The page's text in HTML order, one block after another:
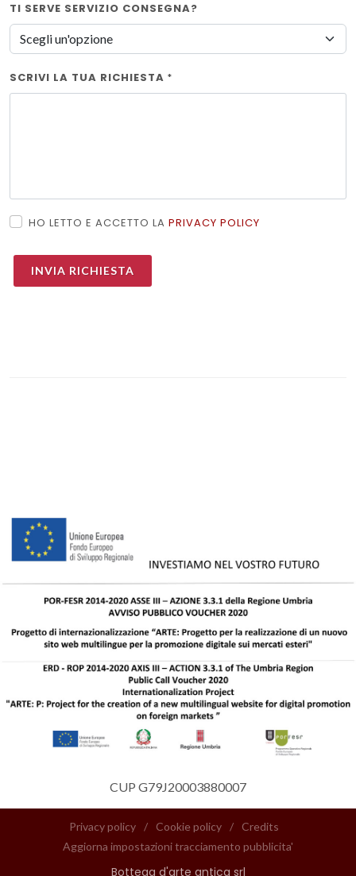
TI SERVE SERVIZIO CONSEGNA?
SCRIVI LA TUA RICHIESTA *
HO LETTO E ACCETTO LA PRIVACY POLICY
CUP G79J20003880007
Bottega d'arte antica srl
Privacy policy / Cookie policy /
Credits
Aggiorna impostazioni tracciamento pubblicita'